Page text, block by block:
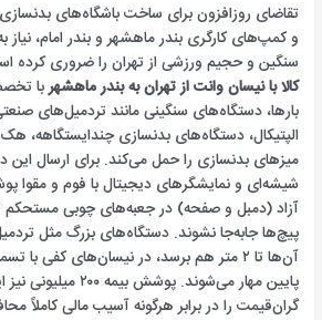
تقاضای روزافزون برای ساخت باشگاه‌های
و کمپ‌های کارگری بندر ماهشهر و بندر امام، نیاز
سنگین و حجیم ورزشی از تهران را ضروری کرده
کالا با نیسان وانت از تهران به بندر ماهشهربا
بارها، دستگاه‌های سنگینی مانند تردمیل‌های
الپتیکال، دستگاه‌های بدنسازی چندایستگاهه،
میزهای بدنسازی را حمل می‌کند. برای ارسال این
شیشه‌ای و نمایشگرهای دیجیتال با فوم و مقوا
آزاد (دمبل و صفحه) در جعبه‌های چوبی مستحکم
پیچ‌ها جابه‌جا نشوند. دستگاه‌های بزرگ مثل
آن‌ها تا ۲ متر هم برسد، در نیسان‌های کفی با
پایین مهار می‌شوند.
گران‌قیمت را در برابر هرگونه آسیب مالی کاملاً